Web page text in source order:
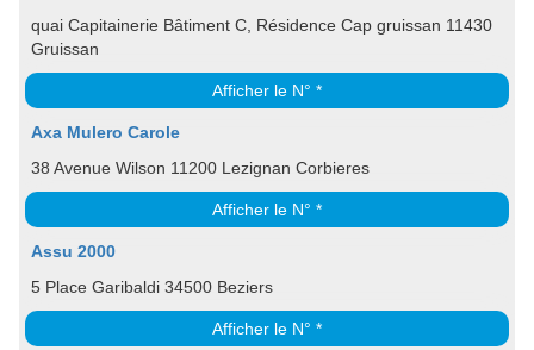
quai Capitainerie Bâtiment C, Résidence Cap gruissan 11430
Gruissan
Afficher le N° *
Axa Mulero Carole
38 Avenue Wilson 11200 Lezignan Corbieres
Afficher le N° *
Assu 2000
5 Place Garibaldi 34500 Beziers
Afficher le N° *